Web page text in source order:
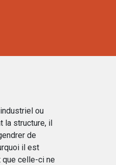
ou
la structure, il
de
il est
que celle-ci ne